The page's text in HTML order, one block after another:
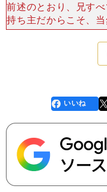
前述のとおり、兄す
持ち主だからこそ、
は高い。関西競馬専
いて語る。「10月９
ら
faceboo
k
いいね